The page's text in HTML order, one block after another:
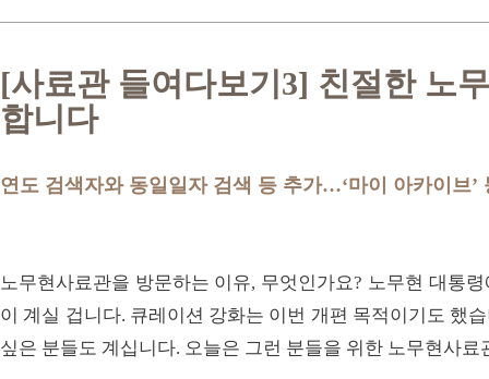
[사료관 들여다보기3] 친절한 노
합니다
연도 검색자와 동일일자 검색 등 추가…‘마이 아카이브’
노무현사료관을 방문하는 이유, 무엇인가요? 노무현 대통
이 계실 겁니다. 큐레이션 강화는 이번 개편 목적이기도 했
싶은 분들도 계십니다. 오늘은 그런 분들을 위한 노무현사료